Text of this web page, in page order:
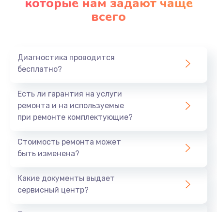
всего
Диагностика проводится
бесплатно?
Есть ли гарантия на услуги
ремонта и на используемые
при ремонте комплектующие?
Стоимость ремонта может
быть изменена?
Какие документы выдает
сервисный центр?